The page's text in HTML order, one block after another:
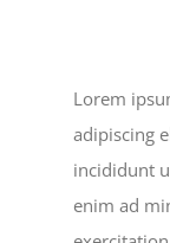
Lorem
adipiscing
incididunt
enim ad